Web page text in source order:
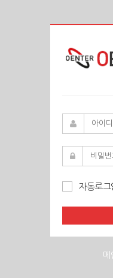
자동로그
메